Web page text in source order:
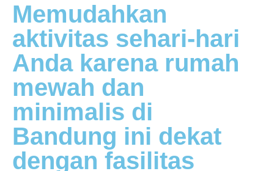
Memudahkan
aktivitas sehari-hari
Anda karena rumah
mewah dan
minimalis di
Bandung ini dekat
dengan fasilitas